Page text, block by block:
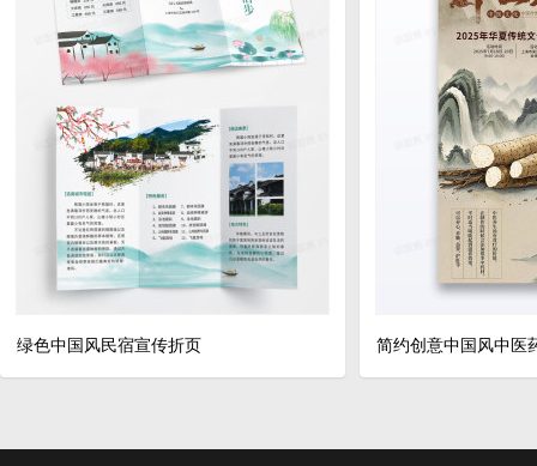
绿色中国风民宿宣传折页 简约创意中国风中医